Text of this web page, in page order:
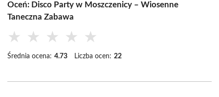
Oceń: Disco Party w Moszczenicy – Wiosenne
Taneczna Zabawa
★ ★ ★ ★ ★
Średnia ocena: 4.73 Liczba ocen: 22